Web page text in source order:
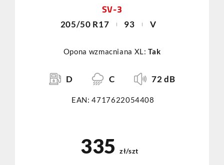
SV-3
205/50 R17 93 V
Opona wzmacniana XL:Tak
D C 72 dB
EAN: 4717622054408
335 zł/szt